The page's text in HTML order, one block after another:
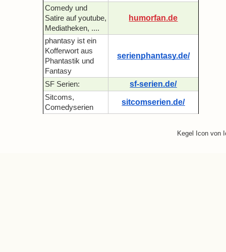
Comedy und
Satire auf youtube,
Mediatheken, ....
humorfan.de
phantasy ist ein
Kofferwort aus
Phantastik und
Fantasy
serienphantasy.de/
SF Serien: sf-serien.de/
Sitcoms,
Comedyserien
sitcomserien.de/
Kegel Icon von